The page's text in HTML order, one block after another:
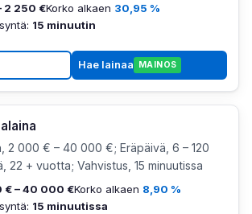
2 250 €Korko alkaen 30,95 %
15 minuutin
Hae lainaa MAINOS
2 000 € – 40 000 €; Eräpäivä, 6 – 120
22 + vuotta; Vahvistus, 15 minuutissa
€ – 40 000 €Korko alkaen 8,90 %
15 minuutissa